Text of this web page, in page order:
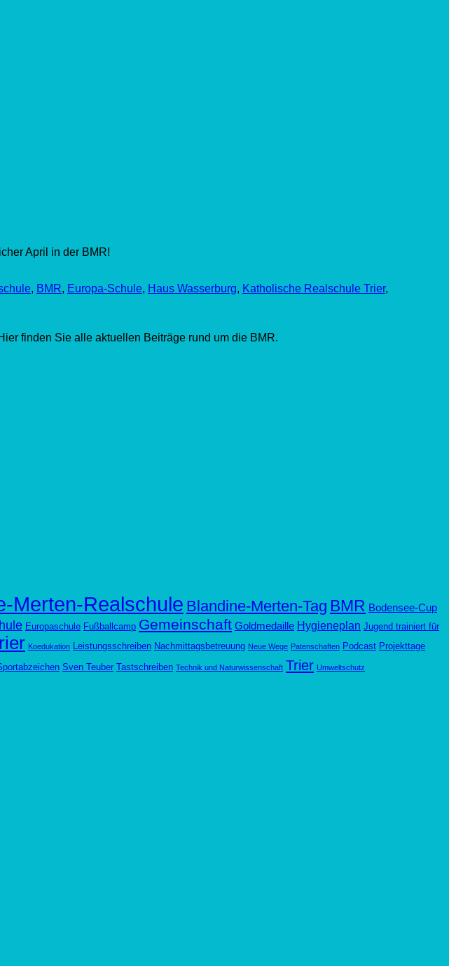
April in der BMR!
, BMR, Europa-Schule, Haus Wasserburg, Katholische Realschule Trier,
finden Sie alle aktuellen Beiträge rund um die BMR.
Merten-Realschule Blandine-Merten-Tag BMR Bodensee-Cup
Europaschule Fußballcamp Gemeinschaft Goldmedaille Hygieneplan Jugend trainiert für
Koedukation Leistungsschreiben Nachmittagsbetreuung Neue Wege Patenschaften Podcast Projekttage
Sven Teuber Tastschreiben Technik und Naturwissenschaft Trier Umweltschutz